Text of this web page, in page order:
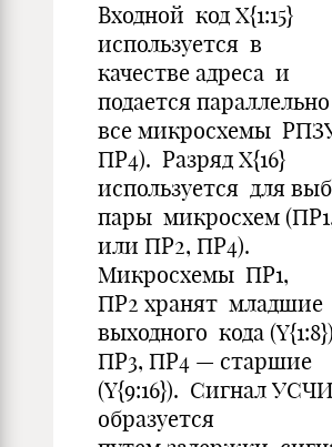
Входной код Х{1:15}
используется в
качестве адреса и
подается
все микросхемы
ПР4). Разряд Х{16}
используется для
пары микросхем
или ПР2, ПР4).
Микросхемы ПР1,
ПР2 хранят младшие
выходного кода
ПР3, ПР4 — старшие
(Y{9:16}). Сигнал
образуется